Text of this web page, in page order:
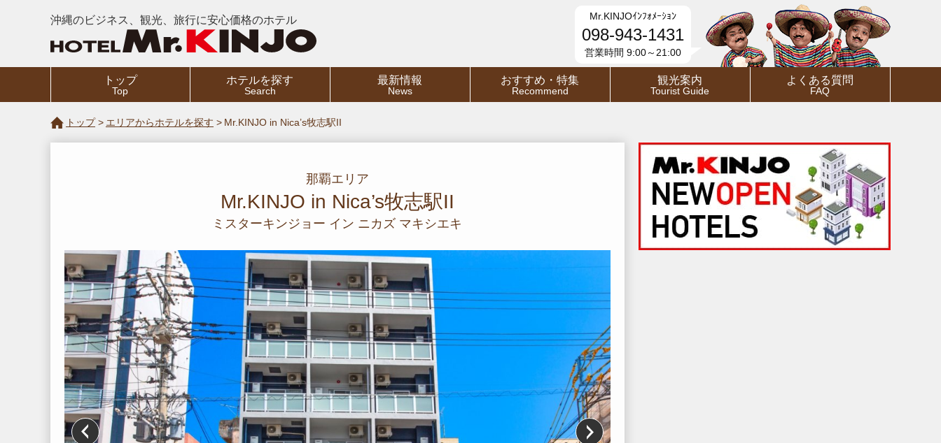
沖縄のビジネス、観光、旅行に安心価格のホテル Mr.KINJOｲﾝﾌｫﾒｰｼｮﾝ
098-943-1431
営業時間 9:00～21:00
トップ
Top
ホテルを探す
Search
最新情報
News
おすすめ・特集
Recommend
観光案内
Tourist Guide
よくある質問
FAQ
トップ エリアからホテルを探す Mr.KINJO in Nica’s牧志駅II
那覇エリア
Mr.KINJO in Nica’s牧志駅II
ミスターキンジョー イン ニカズ マキシエキ